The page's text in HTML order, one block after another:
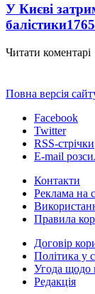
У Києві
балістики1765
Читати коментарі
Повна версія
Facebook
Twitter
RSS-стрічки
E-mail
Контакти
Реклама на
Правила
Договір
Політика у
Угода щодо
Редакція